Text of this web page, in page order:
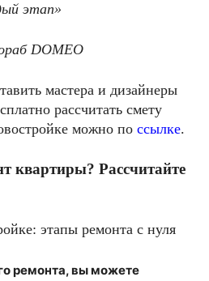
этап»
DOMEO
мастера и дизайнеры
рассчитать смету
можно по ссылке.
квартиры? Рассчитайте
ремонта, вы можете